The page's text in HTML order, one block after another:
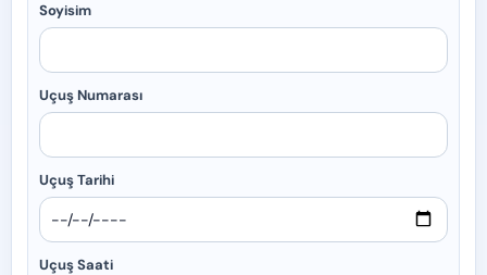
Soyisim
Uçuş Numarası
Uçuş Tarihi
Uçuş Saati